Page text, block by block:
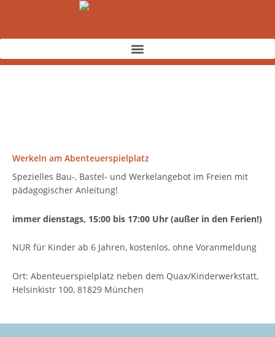
Werkeln am Abenteuerspielplatz
Spezielles Bau-, Bastel- und Werkelangebot im Freien mit
pädagogischer Anleitung!
immer dienstags, 15:00 bis 17:00 Uhr (außer in den Ferien!)
NUR für Kinder ab 6 Jahren, kostenlos, ohne Voranmeldung
Ort: Abenteuerspielplatz neben dem Quax/Kinderwerkstatt,
Helsinkistr 100, 81829 München